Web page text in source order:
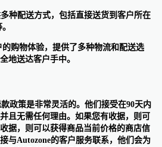
种配送方式，包括直接送货到客户所在
购物体验，提供了多种物流和配送选
地送达客户手中。
政策是非常灵活的。他们接受在90天内
且无需任何理由。如果您有收据，则可
据，则可以获得商品当前价格的商店信
与Autozone的客户服务联系，他们会为